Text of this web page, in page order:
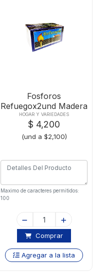
Fosforos
Refuegox2und Madera
Hogar
HOGAR Y VARIEDADES
$ 4,200
(und a $2,100)
Maximo de caracteres permitidos:
100
Comprar
Agregar a la lista